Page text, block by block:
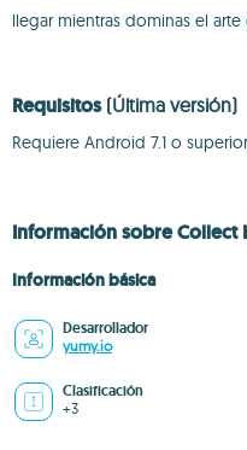
llegar mientras dominas el
Requisitos (Última versión)
Requiere Android 7.1 o superior
Información sobre Collect
Información básica
Desarrollador
yumy.io
Clasificación
+3